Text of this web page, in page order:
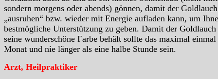
sondern morgens oder abends) gönnen, damit der
„ausruhen“ bzw. wieder mit Energie aufladen kann, um
bestmögliche Unterstützung zu geben. Damit der Goldlauch
seine wunderschöne Farbe behält sollte das maximal
Monat und nie länger als eine halbe Stunde sein.
Arzt, Heilpraktiker